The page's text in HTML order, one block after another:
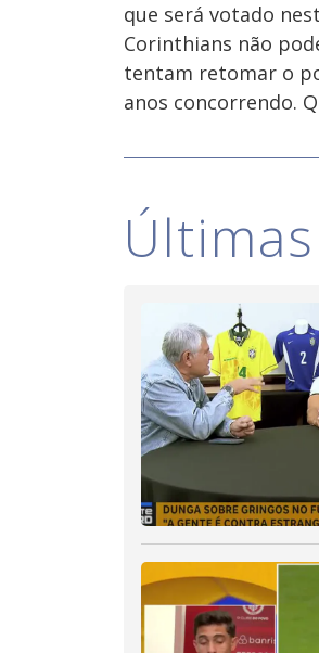
que será votado
Corinthians não
tentam retomar o
anos concorrendo.
Últimas